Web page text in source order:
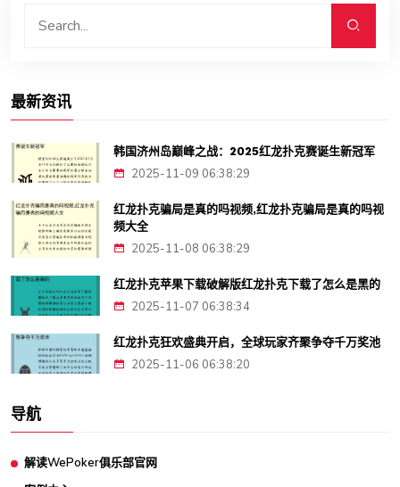
最新资讯
韩国济州岛巅峰之战：2025红龙扑克赛诞生新冠军
2025-11-09 06:38:29
红龙扑克骗局是真的吗视频,红龙扑克骗局是真的吗视
频大全
2025-11-08 06:38:29
红龙扑克苹果下载破解版红龙扑克下载了怎么是黑的
2025-11-07 06:38:34
红龙扑克狂欢盛典开启，全球玩家齐聚争夺千万奖池
2025-11-06 06:38:20
导航
解读WePoker俱乐部官网